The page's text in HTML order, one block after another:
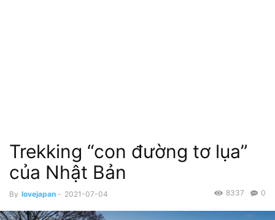
Trekking “con đường tơ lụa”
của Nhật Bản
By lovejapan - 2021-07-04 0
8337